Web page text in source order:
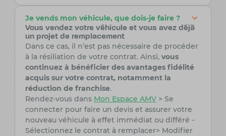
Je vends mon véhicule, que dois-je faire ?
Vous vendez votre véhicule et vous avez déjà
un projet de remplacement
Dans ce cas, il n’est pas nécessaire de procéder
à la résiliation de votre contrat. Ainsi, vous
continuez à bénéficier des avantages fidélité
acquis sur votre contrat, notamment la
réduction de franchise.
Rendez-vous dans Mon Espace AMV> Se
connecter pour faire un devis et assurer votre
nouveau véhicule à effet immédiat ou différé -
Sélectionnez le contrat à remplacer> Modifier